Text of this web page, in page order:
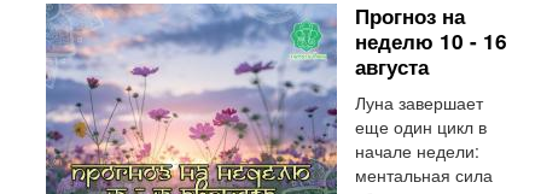
Прогноз на
неделю 10 - 16
августа
Луна завершает
еще один цикл в
начале недели:
ментальная сила